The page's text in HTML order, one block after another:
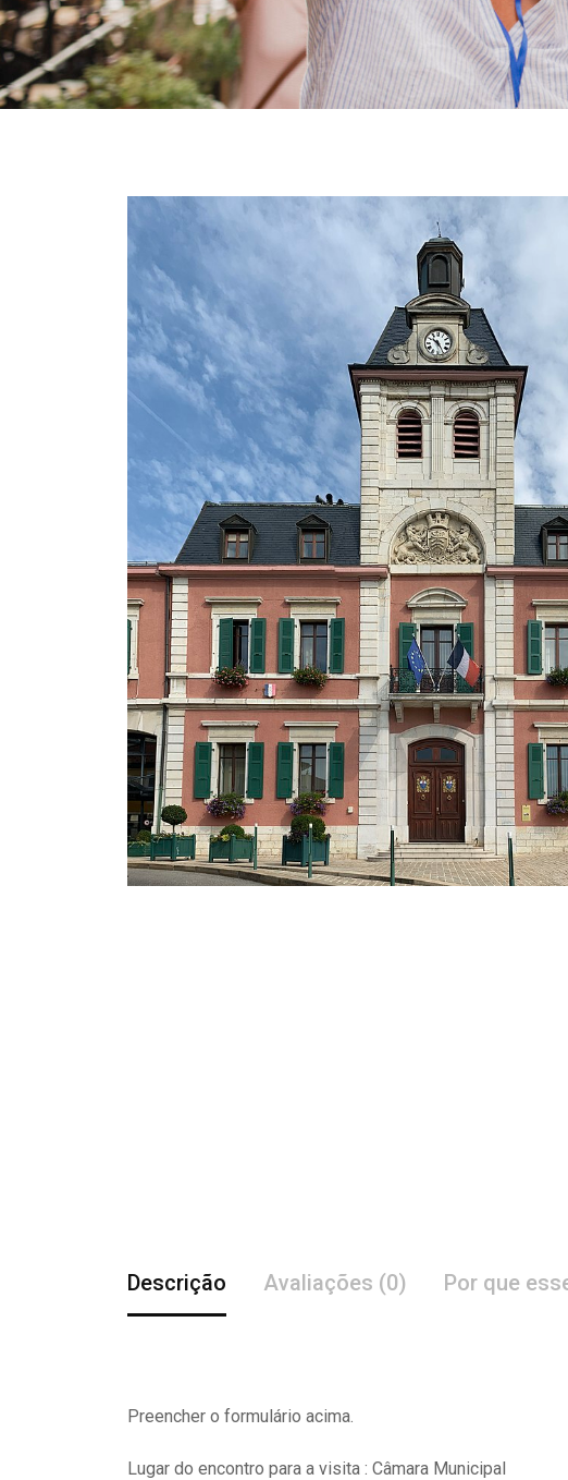
Descrição Avaliações (0) Por que
Preencher o formulário acima.
Lugar do encontro para a visita : Câmara Municipal